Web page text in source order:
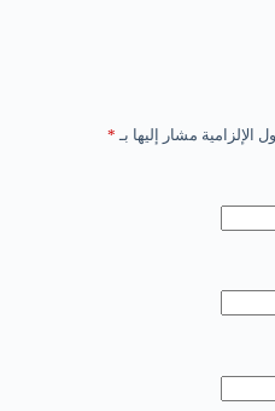
الإلزامية مشار إليها بـ *